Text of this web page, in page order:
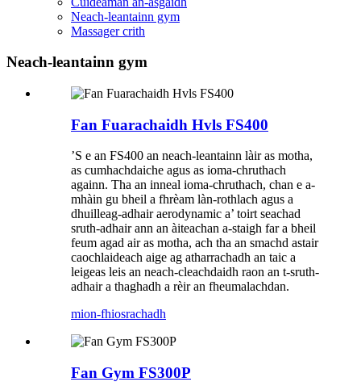
Neach-leantainn gym
Massager crith
Neach-leantainn gym
Fan Fuarachaidh Hvls FS400
’S e an FS400 an neach-leantainn làir as motha,
as cumhachdaiche agus as ioma-chruthach
againn. Tha an inneal ioma-chruthach, chan e a-
mhàin gu bheil a fhrèam làn-rothlach agus a
dhuilleag-adhair aerodynamic a’ toirt seachad
sruth-adhair ann an àiteachan a-staigh far a bheil
feum agad air as motha, ach tha an smachd astair
caochlaideach aige ag atharrachadh an taic a
leigeas leis an neach-cleachdaidh raon an t-sruth-
adhair a thaghadh a rèir an fheumalachdan.
mion-fhiosrachadh
Fan Gym FS300P